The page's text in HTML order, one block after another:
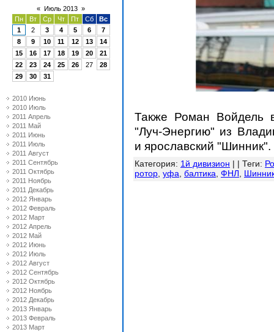
« Июль 2013 »
Пн
Вт Ср Чт Пт Сб
Вс
1
2 3 4 5 6
7
8
9 10 11 12 13
14
15
16 17 18 19 20
21
22
23 24 25 26 27
28
29
30 31
2010 Июнь
2010 Июль
2011 Апрель
2011 Май
2011 Июнь
2011 Июль
2011 Август
2011 Сентябрь
2011 Октябрь
2011 Ноябрь
2011 Декабрь
2012 Январь
2012 Февраль
2012 Март
2012 Апрель
2012 Май
2012 Июнь
2012 Июль
2012 Август
2012 Сентябрь
2012 Октябрь
2012 Ноябрь
2012 Декабрь
2013 Январь
2013 Февраль
2013 Март
Также Роман Войдель
"Луч-Энергию" из
и ярославский "Шинник".
Категория: 1й дивизион | | Теги:
ротор уфа балтика ФНЛ